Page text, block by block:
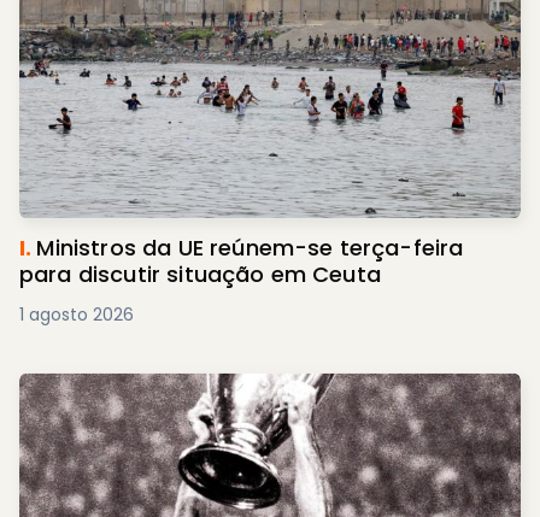
I. Ministros da UE reúnem-se terça-feira
para discutir situação em Ceuta
1 agosto 2026